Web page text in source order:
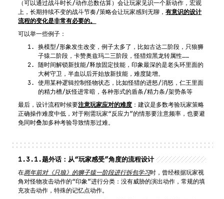
（可以通过战斗时长/动作总数估算）会让玩家见识一个新动作，宏观
上，长期持续不变的战斗节奏/策略会让玩家感到无聊，有意识的设计
流程的变化是非常有必要的。
可以举一些例子：
换模型/形象发生改变，例子太多了，比如古达二阶段，只狼狮
子猿二阶段，卡赞奥兹玛二三阶段，怪猎煌黑龙转属性……
随时间解锁新技能/释放固定技能，印象最深的是老头环里面的
大树守卫，半血以后开始放新技能，难度陡增。
使用某种逻辑控制怪物状态，比如怪猎的进怒/消怒，仁王里面
的精力槽/妖怪进常暗，各种形式的盾条/精力条/架势条等
最后，设计流程时候要注意玩家应对的难度 ：建议是多数考验玩家策略
正确操作难度中低，对于刚需玩家“反应力”的情形要注意频率，也要避
免同时叠加多种考验导致情形过难。
1.3.1.题外话：从“玩家感受”角度的流程设计
在两年前对《只狼》的狮子猿一阶段进行拆包学习时，曾经根据玩家视
角对怪物攻击动作的“印象”进行分类：没有威胁的演出动作，常规的填
充攻击动作，特殊的记忆点动作。